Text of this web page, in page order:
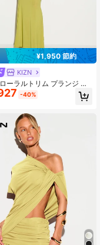
¥1,950 節約
KIZN
ーラルトリム プランジ ホ
ウルネック バックレス マキ
イブニングガウン サマーパ
-40%